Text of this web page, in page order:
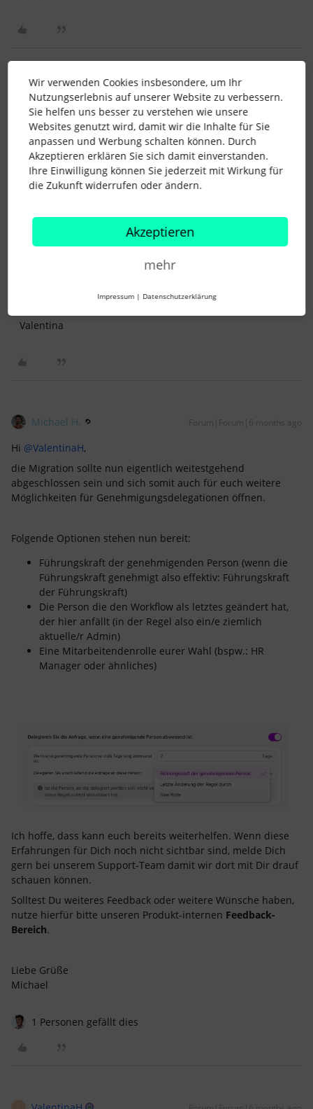
ValentinaH Forum|Forum|6 months ago
Liebe Community,
@Michael H.,
gibt es evtl. schon ein Update zu den Vertretungsfunktionen?
Für den Admin ist es ein ziemlicher Aufwand, jedes Mal,
wenn eine Führungskraft auf Urlaub geht, pro Abwesenheit
auch wieder umzustellen, wenn der Urlaub vorbei ist.
Gerade für Urlaubsfreigaben wäre es sehr hilfreich, wenn die
Personio-Aufgaben wie Urlaubsfreigaben während der
Valentina
Michael H. Forum|Forum|6 months ago
Hi ​ @ValentinaH,
die Migration sollte nun eigentlich weitestgehend
abgeschlossen sein und sich somit auch für euch weitere
Möglichkeiten für Genehmigungsdelegationen öffnen.
Folgende Optionen stehen nun bereit:
Führungskraft der genehmigenden Person (wenn die
Führungskraft genehmigt also effektiv: Führungskraft
der Führungskraft)
Die Person die den Workflow als letztes geändert hat,
der hier anfällt (in der Regel also ein/e ziemlich
aktuelle/r Admin)
Eine Mitarbeitendenrolle eurer Wahl (bspw.: HR
Manager oder ähnliches)
Ich hoffe, dass kann euch bereits weiterhelfen. Wenn diese
Erfahrungen für Dich noch nicht sichtbar sind, melde Dich
gern bei unserem Support-Team damit wir dort mit Dir drauf
schauen können.
Solltest Du weiteres Feedback oder weitere Wünsche haben,
nutze hierfür bitte unseren Produkt-internen Feedback-
Bereich.
Liebe Grüße
Michael
1 Personen gefällt dies
Wir verwenden Cookies insbesondere, um Ihr
Nutzungserlebnis auf unserer Website zu verbessern.
Sie helfen uns besser zu verstehen wie unsere
Websites genutzt wird, damit wir die Inhalte für Sie
anpassen und Werbung schalten können. Durch
Akzeptieren erklären Sie sich damit einverstanden.
Ihre Einwilligung können Sie jederzeit mit Wirkung für
die Zukunft widerrufen oder ändern.
Akzeptieren
mehr
Impressum | Datenschutzerklärung